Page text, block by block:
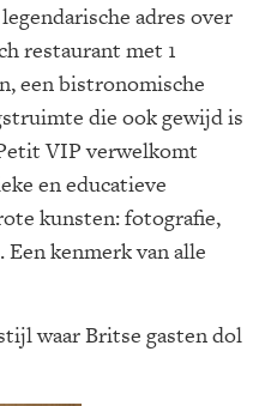
adres over
restaurant met 1
een bistronomische
die ook gewijd is
VIP verwelkomt
en educatieve
kunsten: fotografie,
kenmerk van alle
waar Britse gasten dol